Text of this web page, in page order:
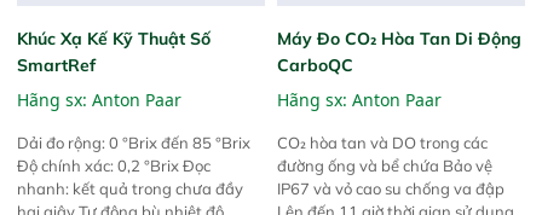
Khúc Xạ Kế Kỹ Thuật Số
SmartRef
Hãng sx: Anton Paar
Dải đo rộng: 0 °Brix đến 85 °Brix
Độ chính xác: 0,2 °Brix Đọc
nhanh: kết quả trong chưa đầy
hai giây Tự động bù nhiệt độ
Máy Đo CO₂ Hòa Tan Di Động
CarboQC
Hãng sx: Anton Paar
CO₂ hòa tan và DO trong các
đường ống và bể chứa Bảo vệ
IP67 và vỏ cao su chống va đập
Lên đến 11 giờ thời gian sử dụng